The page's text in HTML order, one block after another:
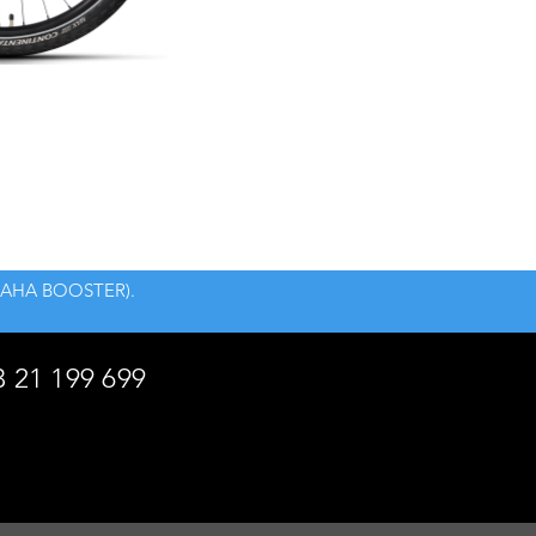
21 199 699
BOOSTER).